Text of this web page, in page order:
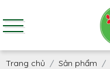
Trang chủ Sản phẩm